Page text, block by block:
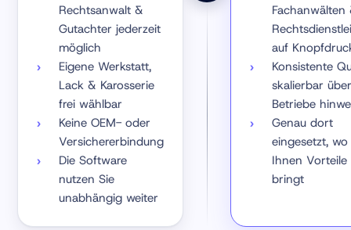
Rechtsanwalt &
Gutachter jederzeit
möglich
Eigene Werkstatt,
Lack & Karosserie
frei wählbar
Keine OEM- oder
Versichererbindung
Die Software
nutzen Sie
unabhängig weiter
Fachanwälten
auf
Konsistente
skalierbar
Betriebe
Genau dort
eingesetzt, wo
Ihnen Vorteile
bringt